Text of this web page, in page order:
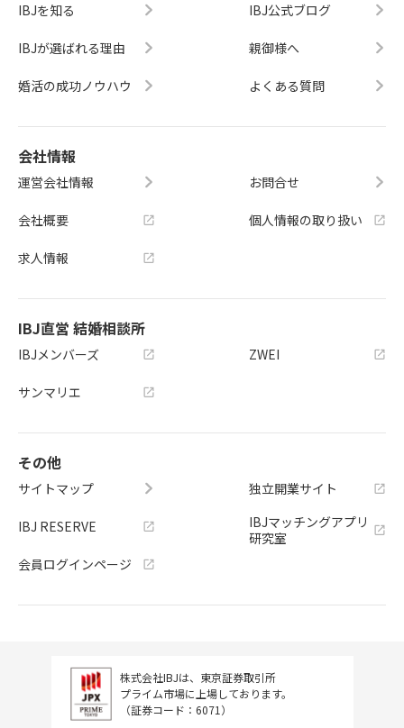
IBJを知る
IBJが選ばれる理由
婚活の成功ノウハウ
IBJ公式ブログ
親御様へ
よくある質問
会社情報
運営会社情報
会社概要
求人情報
お問合せ
個人情報の取り扱い
IBJ直営 結婚相談所
IBJメンバーズ
サンマリエ
ZWEI
その他
サイトマップ
IBJ RESERVE
会員ログインページ
独立開業サイト
IBJマッチングアプリ
研究室
株式会社IBJは、東京証券取引所
プライム市場に上場しております。
（証券コード：6071）